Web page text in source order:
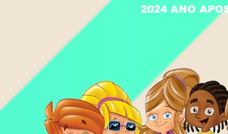
2024 ANO